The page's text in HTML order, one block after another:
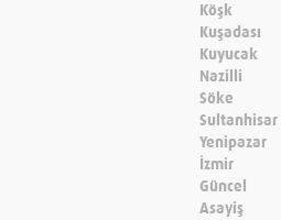
Köşk
Kuşadası
Kuyucak
Nazilli
Söke
Sultanhisar
Yenipazar
İzmir
Güncel
Asayiş